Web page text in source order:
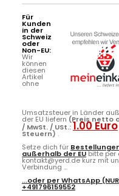
Für
Kunden
in der
Schweiz
oder
Non-EU:
Wir
können
diesen
Artikel
ohne
Umsatzsteuer in Länder
der EU liefern (Preis netto
/ MwSt. / USt.:1.00 Euro
Steuern) .
Setze dich für
außerhalb der EUbitte per
kontakt@yerd.de kurz mit
Verbindung ...
...oder perWhatsApp
+491796159552